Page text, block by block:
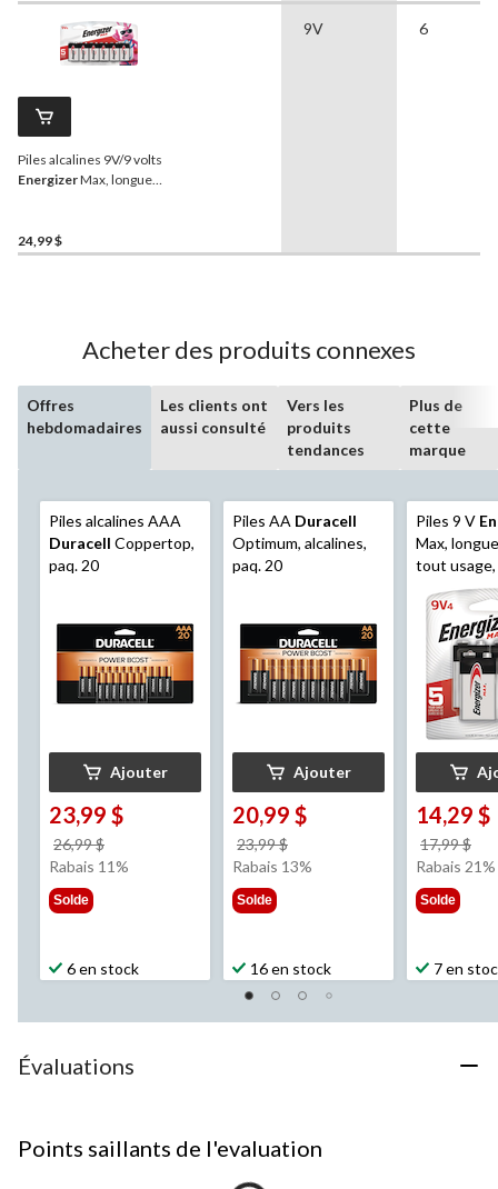
Piles alcalines 9V/9 volts
EnergizerMax, longue
24,99 $
9V 6
Acheter des produits connexes
Offres
hebdomadaires
Les clients ont
aussi consulté
Vers les
produits
tendances
Plus de
cette
marque
Piles alcalines AAA
Duracell Coppertop,
paq. 20
Ajouter
23,99 $
26,99 $
était
Rabais 11%
Solde
6 en stock
Piles AA Duracell
Optimum, alcalines,
paq. 20
Ajouter
20,99 $
23,99 $
était
Rabais 13%
Solde
16 en stock
Piles 9 V
Max,
tout usage,
paq. 4
14,29 $
17,99 $
Rabais 21%
Solde
7 en
Évaluations
Points saillants de l'evaluation